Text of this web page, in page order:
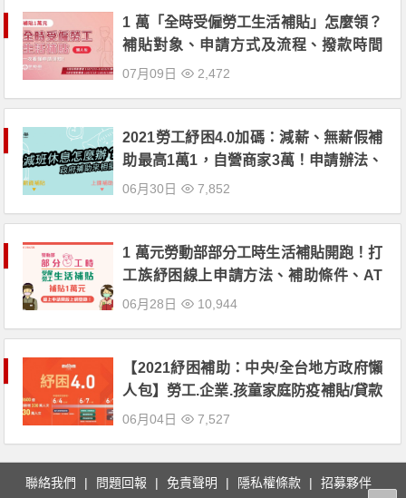
1 萬「全時受僱勞工生活補貼」怎麼領？
補貼對象、申請方式及流程、撥款時間
一次看！
07月09日 2,472
2021勞工紓困4.0加碼：減薪、無薪假補
助最高1萬1，自營商家3萬！申請辦法、
補助金額一起看！
06月30日 7,852
1 萬元勞動部部分工時生活補貼開跑！打
工族紓困線上申請方法、補助條件、AT
M領取教學！
06月28日 10,944
【2021紓困補助：中央/全台地方政府懶
人包】勞工.企業.孩童家庭防疫補貼/貸款
利息優惠/稅額減免通通有！申請方式、
06月04日 7,527
聯絡我們 問題回報 免責聲明 隱私權條款 招募夥伴